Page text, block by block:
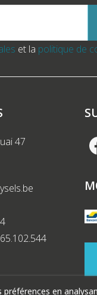
et la politique de
47
en